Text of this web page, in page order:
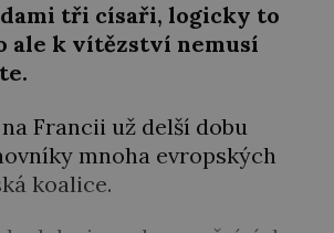
tři císaři, logicky to
ale k vítězství nemusí
Francii už delší dobu
mnoha evropských
koalice.